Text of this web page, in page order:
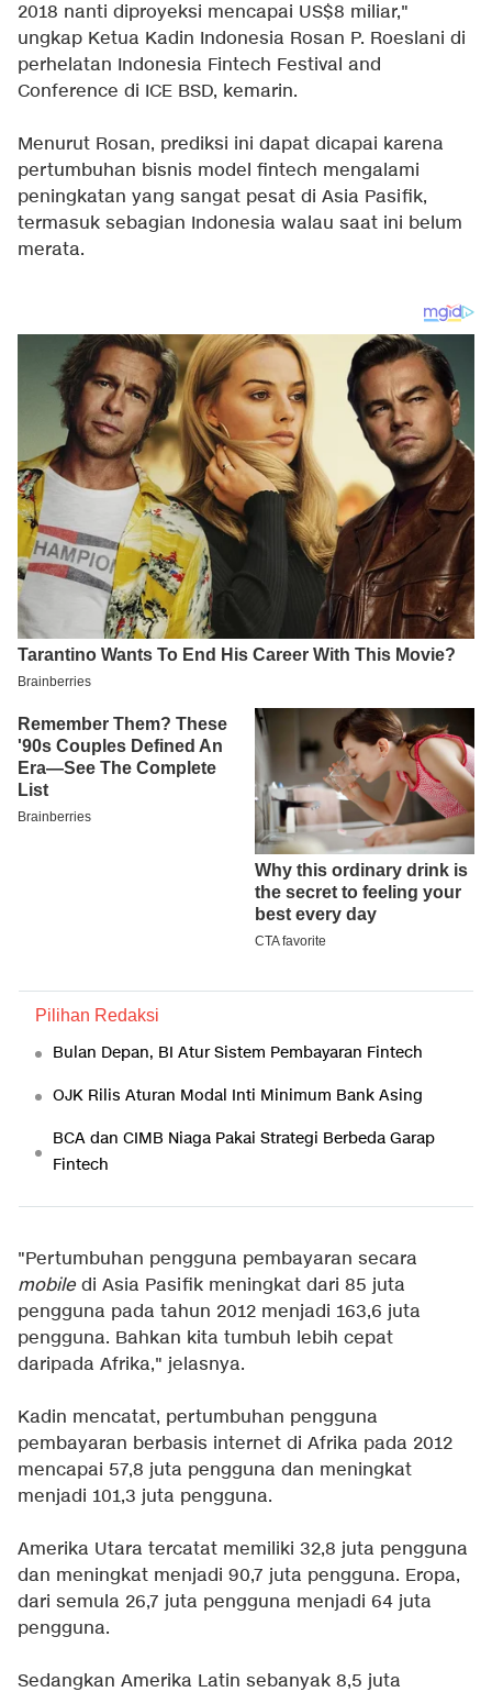
2018 nanti diproyeksi mencapai US$8 miliar,"
ungkap Ketua Kadin Indonesia Rosan P. Roeslani di
perhelatan Indonesia Fintech Festival and
Conference di ICE BSD, kemarin.
Menurut Rosan, prediksi ini dapat dicapai karena
pertumbuhan bisnis model fintech mengalami
peningkatan yang sangat pesat di Asia Pasifik,
termasuk sebagian Indonesia walau saat ini belum
merata.
Pilihan Redaksi
Bulan Depan, BI Atur Sistem Pembayaran Fintech
OJK Rilis Aturan Modal Inti Minimum Bank Asing
BCA dan CIMB Niaga Pakai Strategi Berbeda Garap
Fintech
"Pertumbuhan pengguna pembayaran secara
mobile di Asia Pasifik meningkat dari 85 juta
pengguna pada tahun 2012 menjadi 163,6 juta
pengguna. Bahkan kita tumbuh lebih cepat
daripada Afrika," jelasnya.
Kadin mencatat, pertumbuhan pengguna
pembayaran berbasis internet di Afrika pada 2012
mencapai 57,8 juta pengguna dan meningkat
menjadi 101,3 juta pengguna.
Amerika Utara tercatat memiliki 32,8 juta pengguna
dan meningkat menjadi 90,7 juta pengguna. Eropa,
dari semula 26,7 juta pengguna menjadi 64 juta
pengguna.
Sedangkan Amerika Latin sebanyak 8,5 juta